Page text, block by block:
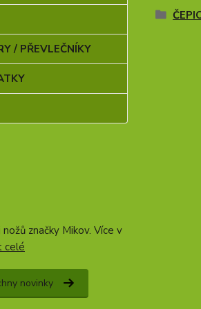
/ PŘEVLEČNÍKY
značky Mikov. Více v
celé
novinky